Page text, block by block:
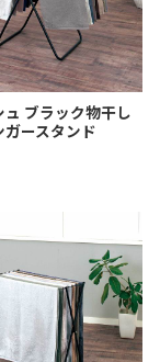
ブラック物干し
ースタンド